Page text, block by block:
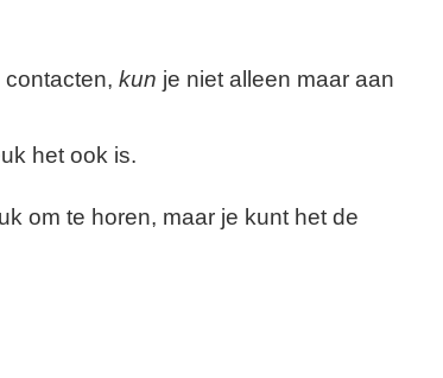
kun je niet alleen maar aan
het ook is.
om te horen, maar je kunt het de